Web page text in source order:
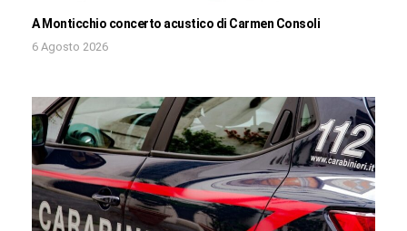
A Monticchio concerto acustico di Carmen Consoli
6 Agosto 2026